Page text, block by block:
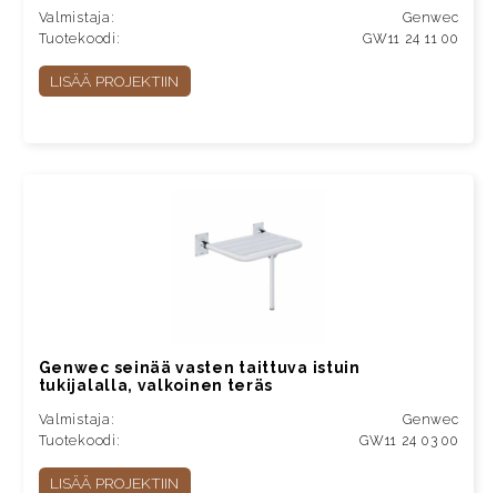
Valmistaja:
Genwec
Tuotekoodi:
GW11 24 11 00
LISÄÄ PROJEKTIIN
Genwec seinää vasten taittuva istuin
tukijalalla, valkoinen teräs
Valmistaja:
Genwec
Tuotekoodi:
GW11 24 03 00
LISÄÄ PROJEKTIIN